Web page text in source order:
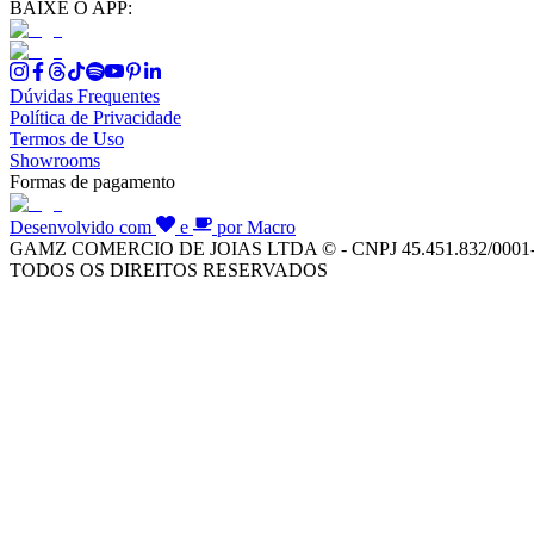
BAIXE O APP:
Dúvidas Frequentes
Política de Privacidade
Termos de Uso
Showrooms
Formas de pagamento
Desenvolvido com e
por Macro
GAMZ COMERCIO DE JOIAS LTDA © - CNPJ 45.451.832/
TODOS OS DIREITOS RESERVADOS